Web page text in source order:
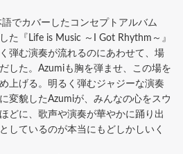
でカバーしたコンセプトアルバム
た『Life is Music ～I Got Rhythm～』
弾む演奏が流れるのにあわせて、場
した。Azumiも胸を弾ませ、この場を
上げる。明るく弾むジャジーな演奏
変貌したAzumiが、みんなの心をスウ
どに、歌声や演奏が華やかに踊り出
しているのが本当にもどしかしいく